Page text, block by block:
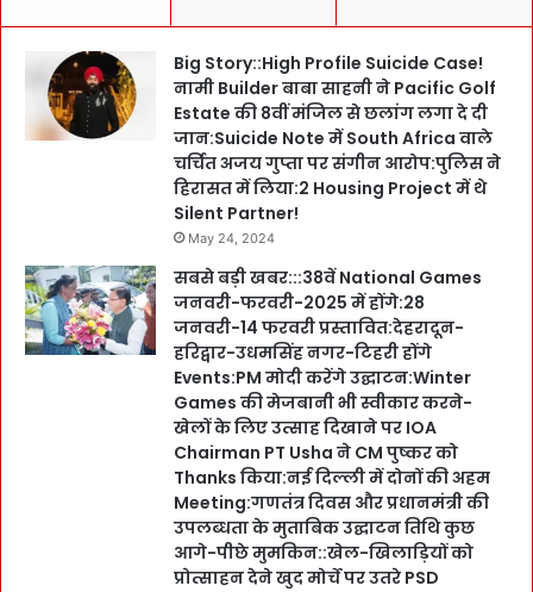
Big Story::High Profile Suicide Case!
नामी Builder बाबा साहनी ने Pacific Golf
Estate की 8वीं मंजिल से छलांग लगा दे दी
जान:Suicide Note में South Africa वाले
चर्चित अजय गुप्ता पर संगीन आरोप:पुलिस ने
हिरासत में लिया:2 Housing Project में थे
Silent Partner!
May 24, 2024
सबसे बड़ी खबर:::38वें National Games
जनवरी-फरवरी-2025 में होंगे:28
जनवरी-14 फरवरी प्रस्तावित:देहरादून-
हरिद्वार-उधमसिंह नगर-टिहरी होंगे
Events:PM मोदी करेंगे उद्घाटन:Winter
Games की मेजबानी भी स्वीकार करने-
खेलों के लिए उत्साह दिखाने पर IOA
Chairman PT Usha ने CM पुष्कर को
Thanks किया:नई दिल्ली में दोनों की अहम
Meeting:गणतंत्र दिवस और प्रधानमंत्री की
उपलब्धता के मुताबिक उद्घाटन तिथि कुछ
आगे-पीछे मुमकिन::खेल-खिलाड़ियों को
प्रोत्साहन देने खुद मोर्चे पर उतरे PSD